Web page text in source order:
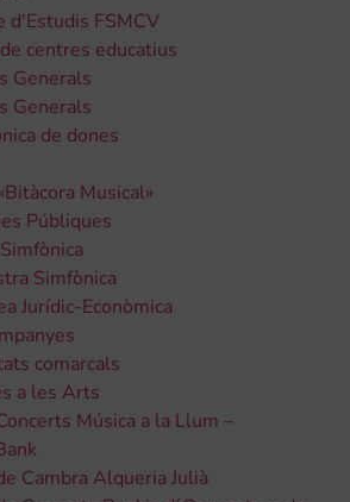
d'Estudis FSMCV
centres educatius
Generals
Generals
de dones
Musical»
Públiques
Simfònica
Jurídic-Econòmica
comarcals
a les Arts
Música a la Llum –
Cambra Alqueria Julià